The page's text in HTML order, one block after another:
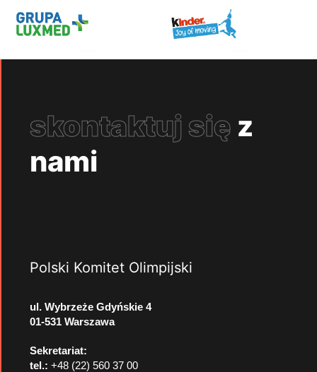
skontaktuj się z
nami
Polski Komitet Olimpijski
ul. Wybrzeże Gdyńskie 4
01-531 Warszawa
Sekretariat:
tel.: +48 (22) 560 37 00